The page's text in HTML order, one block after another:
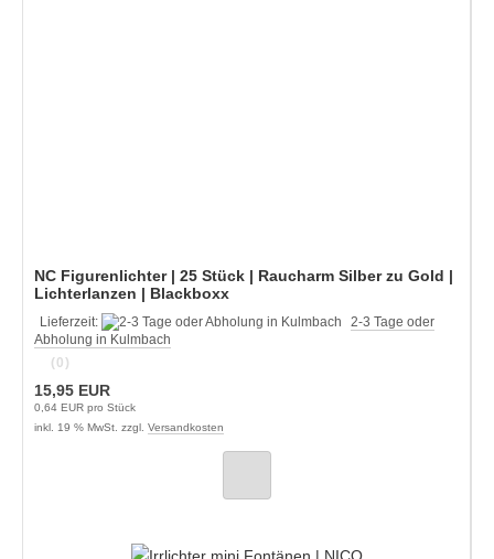
NC Figurenlichter | 25 Stück | Raucharm Silber zu Gold |
Lichterlanzen | Blackboxx
Lieferzeit:
2-3 Tage oder
Abholung in Kulmbach
(0)
15,95 EUR
0,64 EUR pro Stück
inkl. 19 % MwSt. zzgl. Versandkosten